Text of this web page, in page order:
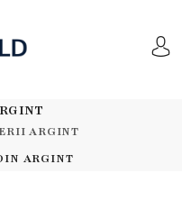
ARGINT
ARGINT